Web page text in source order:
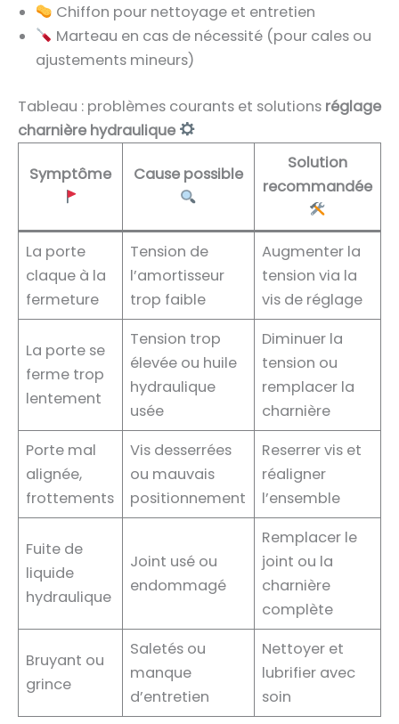
Chiffon pour nettoyage et entretien
Marteau en cas de nécessité (pour cales ou
ajustements mineurs)
Tableau : problèmes courants et solutions réglage
charnière hydraulique
Symptôme Cause possible
Solution
recommandée
La porte
claque à la
fermeture
Tension de
l’amortisseur
trop faible
Augmenter la
tension via la
vis de réglage
La porte se
ferme trop
lentement
Tension trop
élevée ou huile
hydraulique
usée
Diminuer la
tension ou
remplacer la
charnière
Porte mal
alignée,
frottements
Vis desserrées
ou mauvais
positionnement
Reserrer vis et
réaligner
l’ensemble
Fuite de
liquide
hydraulique
Joint usé ou
endommagé
Remplacer le
joint ou la
charnière
complète
Bruyant ou
grince
Saletés ou
manque
d’entretien
Nettoyer et
lubrifier avec
soin